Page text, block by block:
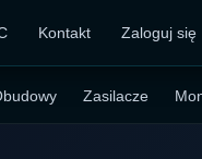
Kontakt Zaloguj się
Zasilacze